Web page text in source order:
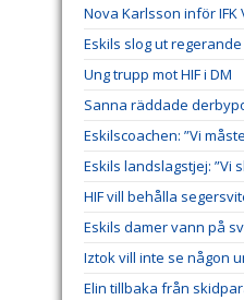
Nova Karlsson inför IFK
Eskils slog ut
Ung trupp mot HIF i DM
Sanna räddade
Eskilscoachen: ”Vi
Eskils landslagstjej: ”Vi
HIF vill behålla
Eskils damer vann på
Iztok vill inte se någon
Elin tillbaka från